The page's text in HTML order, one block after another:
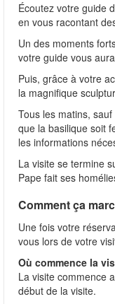
Écoutez votre guide
en vous racontant
Un des moments
votre guide vous
Puis, grâce à votre
la magnifique
Tous les matins,
que la basilique soit
les informations
La visite se termine
Pape fait ses
Comment ça
Une fois votre
vous lors de votre
Où commence la
La visite commence
début de la visite.